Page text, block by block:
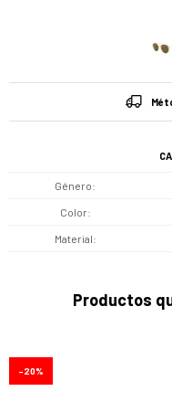
Género
Color
Material
Productos
20